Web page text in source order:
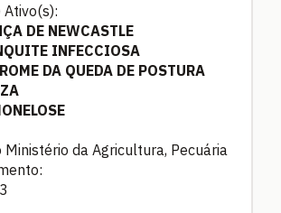
Ativo(s):
DE NEWCASTLE
INFECCIOSA
DA QUEDA DE POSTURA
Ministério da Agricultura, Pecuária